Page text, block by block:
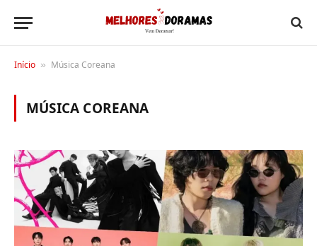
Início » Música Coreana
MÚSICA COREANA